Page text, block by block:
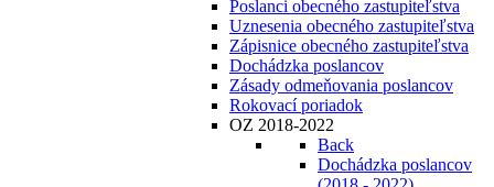
Poslanci obecného zastupiteľstva
Uznesenia obecného zastupiteľstva
Zápisnice obecného zastupiteľstva
Dochádzka poslancov
Zásady odmeňovania poslancov
Rokovací poriadok
OZ 2018-2022
Back
Dochádzka poslancov